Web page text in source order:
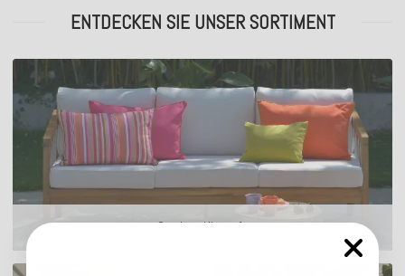
ENTDECKEN SIE UNSER SORTIMENT
Outdoor Kissen